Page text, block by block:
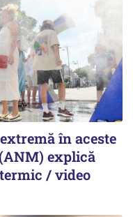
în aceste
explică
/ video